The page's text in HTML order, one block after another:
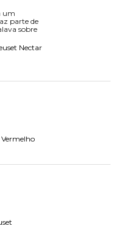
um
parte de
sobre
Nectar